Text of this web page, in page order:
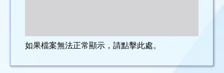
如果檔案無法正常顯示，請點擊此處。